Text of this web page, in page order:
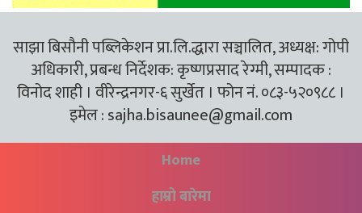
साझा बिसौनी पब्लिकेशन प्रा.लि.द्धारा सञ्चालित, अध्यक्ष: गोपी
अधिकारी, प्रबन्ध निर्देशक: कृष्णप्रसाद रेग्मी, सम्पादक :
विनोद शाही । वीरेन्द्रनगर-६ सुर्खेत । फोन नं. ०८३-५२०९८८ ।
इमेल :sajha.bisaunee@gmail.com
Home
हाम्रो बारेमा